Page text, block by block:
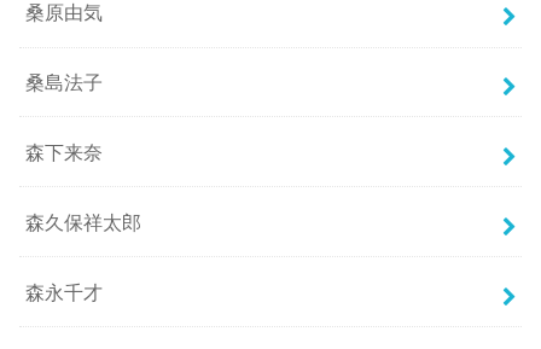
桑原由気
桑島法子
森下来奈
森久保祥太郎
森永千才